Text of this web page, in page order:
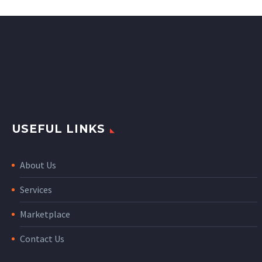
USEFUL LINKS
About Us
Services
Marketplace
Contact Us